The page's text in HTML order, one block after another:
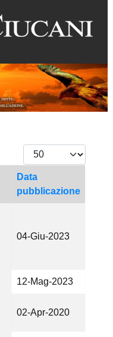
Visualizza #
Data
pubblicazione
04-Giu-2023
12-Mag-2023
02-Apr-2020